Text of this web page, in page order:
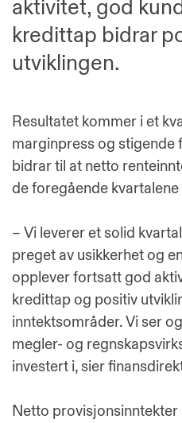
aktivitet, god
kredittap bidrar
utviklingen.
Resultatet kommer i et
marginpress og stigende
bidrar til at netto
de foregående
– Vi leverer et solid
preget av usikkerhet og
opplever fortsatt god
kredittap og positiv
inntektsområder. Vi ser
megler- og
investert i, sier
Netto provisjonsinntekter